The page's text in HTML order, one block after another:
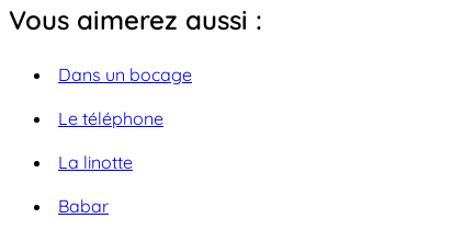
Vous aimerez aussi :
Dans un bocage
Le téléphone
La linotte
Babar